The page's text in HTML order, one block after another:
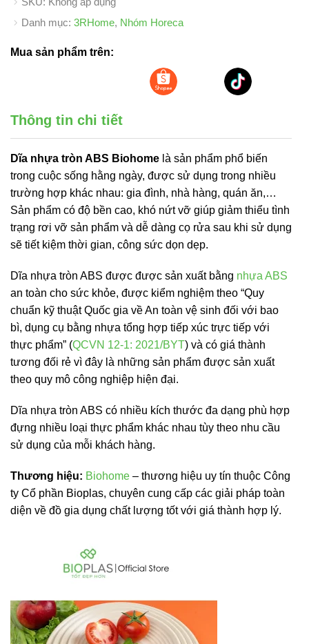
Danh mục: 3RHome, Nhóm Horeca
Mua sản phẩm trên:
Thông tin chi tiết
Dĩa nhựa tròn ABS Biohome là sản phẩm phổ biến
trong cuộc sống hằng ngày, được sử dụng trong nhiều
trường hợp khác nhau: gia đình, nhà hàng, quán ăn,…
Sản phẩm có độ bền cao, khó nứt vỡ giúp giảm thiểu tình
trạng rơi vỡ sản phẩm và dễ dàng cọ rửa sau khi sử dụng
sẽ tiết kiệm thời gian, công sức dọn dẹp.
Dĩa nhựa tròn ABS được được sản xuất bằng nhựa ABS
an toàn cho sức khỏe, được kiểm nghiệm theo “Quy
chuẩn kỹ thuật Quốc gia về An toàn vệ sinh đối với bao
bì, dụng cụ bằng nhựa tổng hợp tiếp xúc trực tiếp với
thực phẩm” (QCVN 12-1: 2021/BYT) và có giá thành
tương đối rẻ vì đây là những sản phẩm được sản xuất
theo quy mô công nghiệp hiện đại.
Dĩa nhựa tròn ABS có nhiều kích thước đa dạng phù hợp
đựng nhiều loại thực phẩm khác nhau tùy theo nhu cầu
sử dụng của mỗi khách hàng.
Thương hiệu: Biohome – thương hiệu uy tín thuộc Công
ty Cổ phần Bioplas, chuyên cung cấp các giải pháp toàn
diện về đồ gia dụng chất lượng tốt với giá thành hợp lý.